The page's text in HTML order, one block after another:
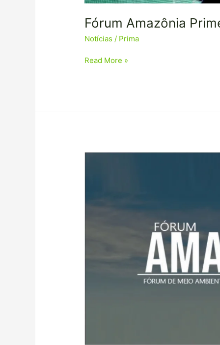
Fórum Amazônia
Notícias / Prima
Read More »
01